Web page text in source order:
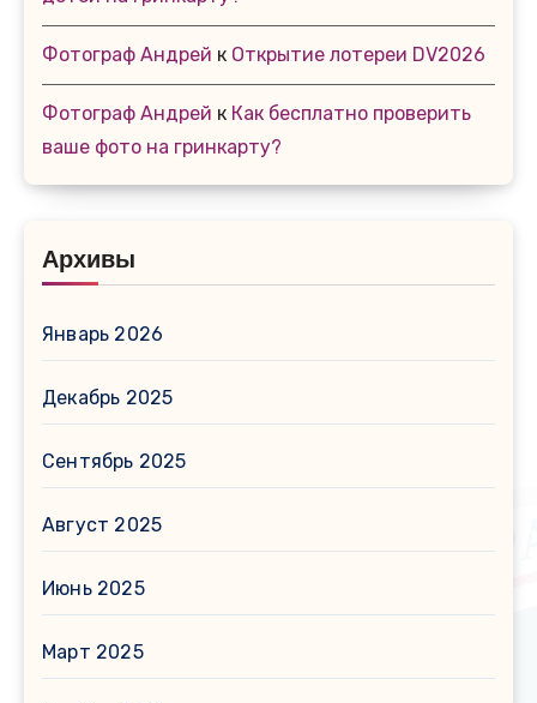
Фотограф Андрей к Открытие лотереи DV2026
Фотограф Андрей к Как бесплатно проверить
ваше фото на гринкарту?
Архивы
Январь 2026
Декабрь 2025
Сентябрь 2025
Август 2025
Июнь 2025
Март 2025